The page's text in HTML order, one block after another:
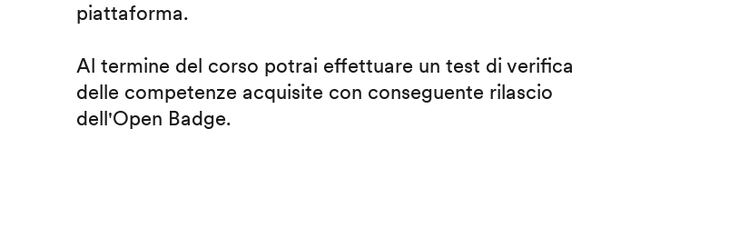
piattaforma.
Al termine del corso potrai effettuare un test di verifica
delle competenze acquisite con conseguente rilascio
dell'Open Badge.